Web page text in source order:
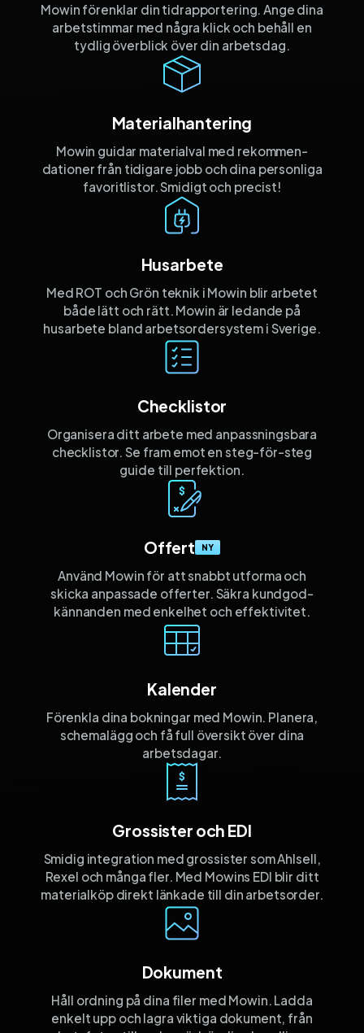
Mowin förenklar din tidrapportering. Ange dina
arbetstimmar med några klick och behåll en
tydlig överblick över din arbetsdag.
Materialhantering
Mowin guidar materialval med rekommen­
dationer från tidigare jobb och dina personliga
favorit­listor. Smidigt och precist!
Husarbete
Med ROT och Grön teknik i Mowin blir arbetet
både lätt och rätt. Mowin är ledande på
husarbete bland arbetsordersystem i Sverige.
Checklistor
Organisera ditt arbete med anpassnings­bara
checklistor. Se fram emot en steg-för-steg
guide till perfektion.
Offert NY
Använd Mowin för att snabbt utforma och
skicka anpassade offerter. Säkra kund­god­
kännanden med enkelhet och effektivitet.
Kalender
Förenkla dina bokningar med Mowin. Planera,
schemalägg och få full översikt över dina
arbetsdagar.
Grossister och EDI
Smidig integration med grossister som Ahlsell,
Rexel och många fler. Med Mowins EDI blir ditt
materialköp direkt länkade till din arbetsorder.
Dokument
Håll ordning på dina filer med Mowin. Ladda
enkelt upp och lagra viktiga dokument, från